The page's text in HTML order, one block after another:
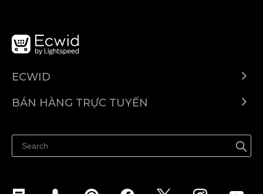
ECWID
Trung tâm trợ giúp
BÁN HÀNG TRỰC TUYẾN
Quảng bá ở bất cứ đâu
Kiểm soát mọi thứ